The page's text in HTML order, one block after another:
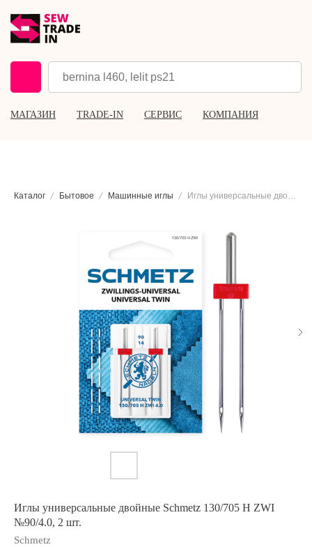
МАГАЗИН TRADE-IN СЕРВИС КОМПАНИЯ
Каталог Бытовое Машинные иглы
Иглы универсальные двойные Schmetz 130/705 H ZWI
№90/4.0, 2 шт.
Schmetz